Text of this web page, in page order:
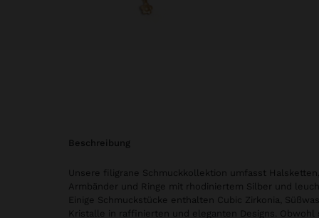
beschreibung
Unsere filigrane Schmuckkollektion umfasst
Armbänder und Ringe mit rhodiniertem Silber und
Einige Schmuckstücke enthalten Cubic Zirkonia,
Kristalle in raffinierten und eleganten Designs. Obwohl